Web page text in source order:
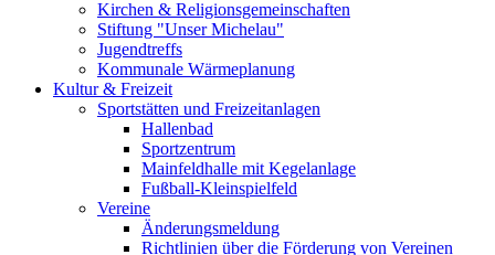
Kirchen & Religionsgemeinschaften
Stiftung "Unser Michelau"
Jugendtreffs
Kommunale Wärmeplanung
Kultur & Freizeit
Sportstätten und Freizeitanlagen
Hallenbad
Sportzentrum
Mainfeldhalle mit Kegelanlage
Fußball-Kleinspielfeld
Vereine
Änderungsmeldung
Richtlinien über die Förderung von Vereinen